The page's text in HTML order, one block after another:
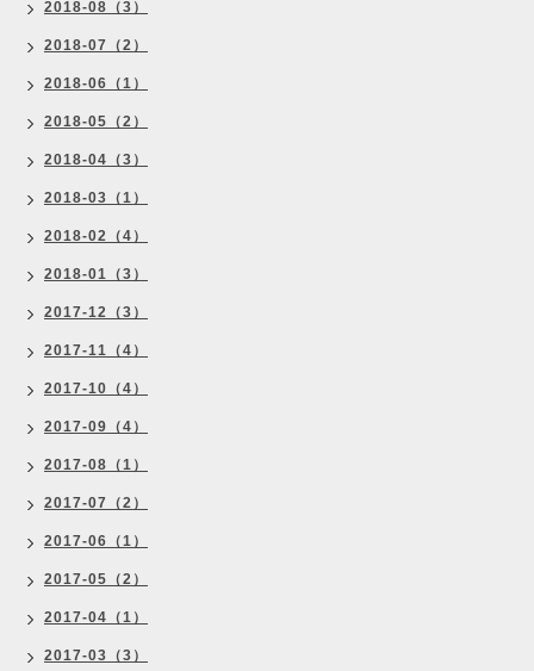
2018-08（3）
2018-07（2）
2018-06（1）
2018-05（2）
2018-04（3）
2018-03（1）
2018-02（4）
2018-01（3）
2017-12（3）
2017-11（4）
2017-10（4）
2017-09（4）
2017-08（1）
2017-07（2）
2017-06（1）
2017-05（2）
2017-04（1）
2017-03（3）